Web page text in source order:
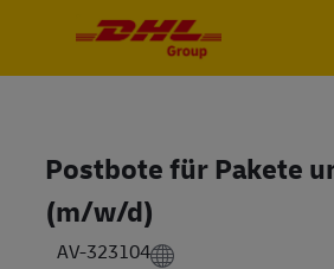
Postbote für Pakete
(m/w/d)
AV-323104